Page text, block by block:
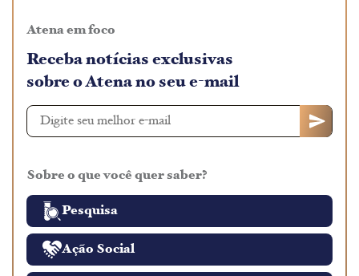
Atena em foco
Receba notícias exclusivas
sobre o Atena no seu e-mail
Sobre o que você quer saber?
Pesquisa
Ação Social